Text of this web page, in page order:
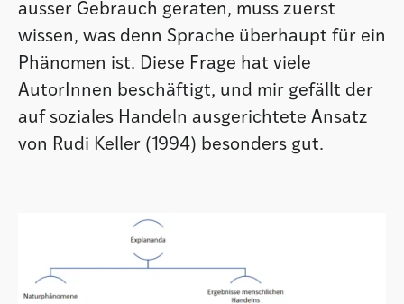
ausser Gebrauch geraten, muss zuerst
wissen, was denn Sprache überhaupt für ein
Phänomen ist. Diese Frage hat viele
AutorInnen beschäftigt, und mir gefällt der
auf soziales Handeln ausgerichtete Ansatz
von Rudi Keller (1994) besonders gut.